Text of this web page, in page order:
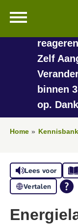
Naar hoofdinhoud
Naar
Naar zoeken
Ga naar Hoofd
langer
Zelf
binnen
op.
Home Kennisbank
Lees voor
Vertalen